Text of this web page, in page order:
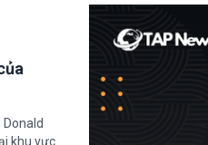
khu vực